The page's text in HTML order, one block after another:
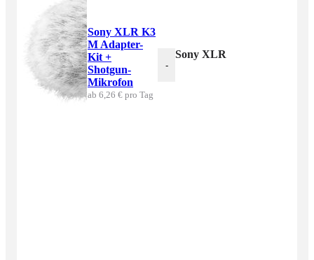
Sony XLR K3
M Adapter-
Kit +
Shotgun-
Mikrofon
ab 6,26 € pro Tag
-
Sony XLR K3 M Adapter-